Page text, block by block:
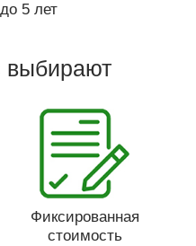
5 лет
выбирают
Фиксированная
стоимость